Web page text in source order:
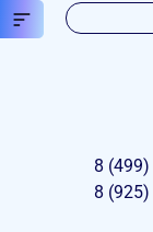
8 (499)
8 (925)